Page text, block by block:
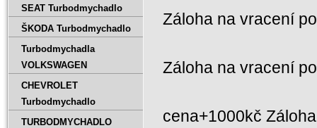
Záloha na vracení
Záloha na vracení
cena+1000kč
SEAT Turbodmychadlo
ŠKODA Turbodmychadlo
Turbodmychadla
VOLKSWAGEN
CHEVROLET
Turbodmychadlo
TURBODMYCHADLO